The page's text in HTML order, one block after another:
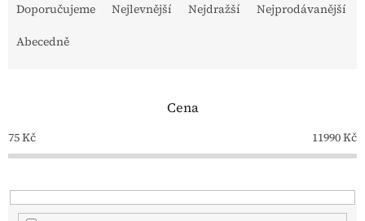
o
d
k
t
Doporučujeme Nejlevnější Nejdražší
Nejprodávanější
Abecedně
Cena
75Kč 11990Kč